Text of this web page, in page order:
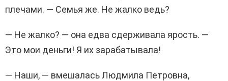
плечами. — Семья же. Не жалко ведь?
— Не жалко? — она едва сдерживала ярость. —
Это мои деньги! Я их зарабатывала!
— Наши, — вмешалась Людмила Петровна,